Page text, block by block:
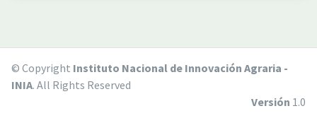
© Copyright Instituto Nacional de Innovación Agraria -
INIA. All Rights Reserved
Versión 1.0